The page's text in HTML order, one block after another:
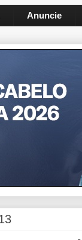
Anuncie